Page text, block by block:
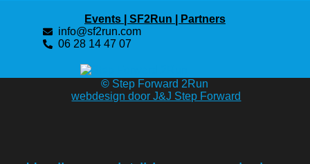
Events | SF2Run |
Partners
info@sf2run.com
06 28 14 47 07
© Step Forward 2Run
webdesign door J&J Step Forward